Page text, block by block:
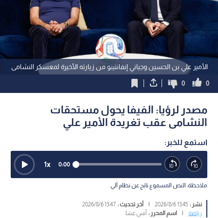
الأمير علي بن الحسين وجياني إنفانتينو من زيارته الأخيرة لمعسكر النشامى
0
0
مصدر لرؤيا: الفيفا يحول مستحقات
النشامى عقب تغريدة الأمير علي
استمع للخبر:
0:00
1x
ملاحظة: النص المسموع ناتج عن نظام آلي
نشر :13:45 2026/8/6
| آخر تحديث :13:47 2026/8/6
رياضة
| اسم المحرر :أنس عشا